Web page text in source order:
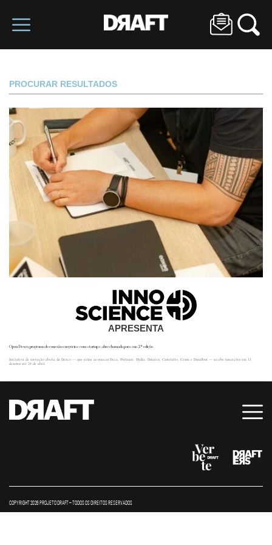
PROCURAR RESULTADOS
APRESENTA
Open Dexco, programa de conexão e negócios com startups, abre chamada para sua 2ª edição
Iniciativa de inovação aberta da Dexco — que reúne as marcas Deca, Portinari, Hydra, Duratex, Castelatto, Ceusa e Durafloor — recebe inscrições em 11
desafios até 28 de abril.
COPYRIGHT 2026 PROJETO DRAFT – TODOS OS DIREITOS RESERVADOS